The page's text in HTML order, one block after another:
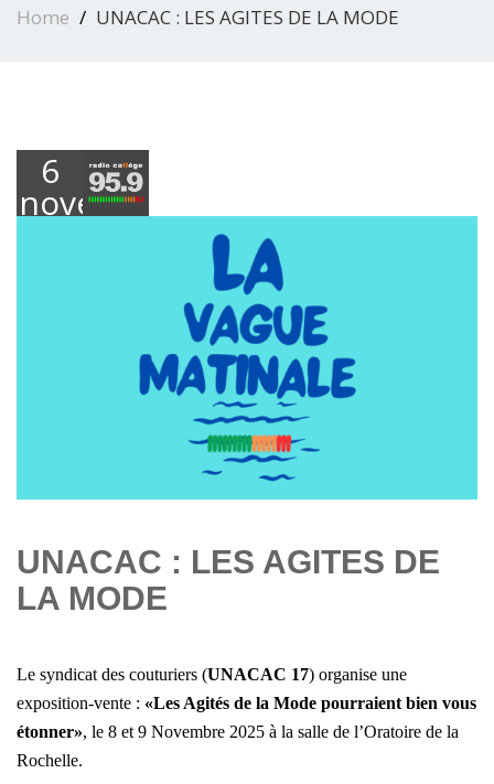
Home UNACAC : LES AGITES DE LA MODE
6
novembre
UNACAC : LES AGITES DE
LA MODE
Le syndicat des couturiers (UNACAC 17) organise une
exposition-vente : «Les Agités de la Mode pourraient bien vous
étonner», le 8 et 9 Novembre 2025 à la salle de l’Oratoire de la
Rochelle.